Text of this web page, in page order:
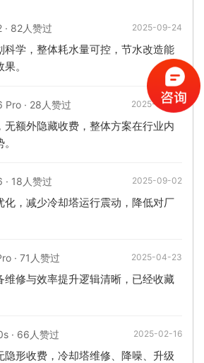
· 82人赞过 2025-09-24
科学，整体耗水量可控，节水改造能
。
Pro · 28人赞过 2025-09-04
无额外隐藏收费，整体方案在行业内
· 18人赞过 2025-09-02
化，减少冷却塔运行震动，降低对厂
· 71人赞过 2025-04-23
维修与效率提升逻辑清晰，已经收藏
· 66人赞过 2025-02-16
隐形收费，冷却塔维修、降噪、升级